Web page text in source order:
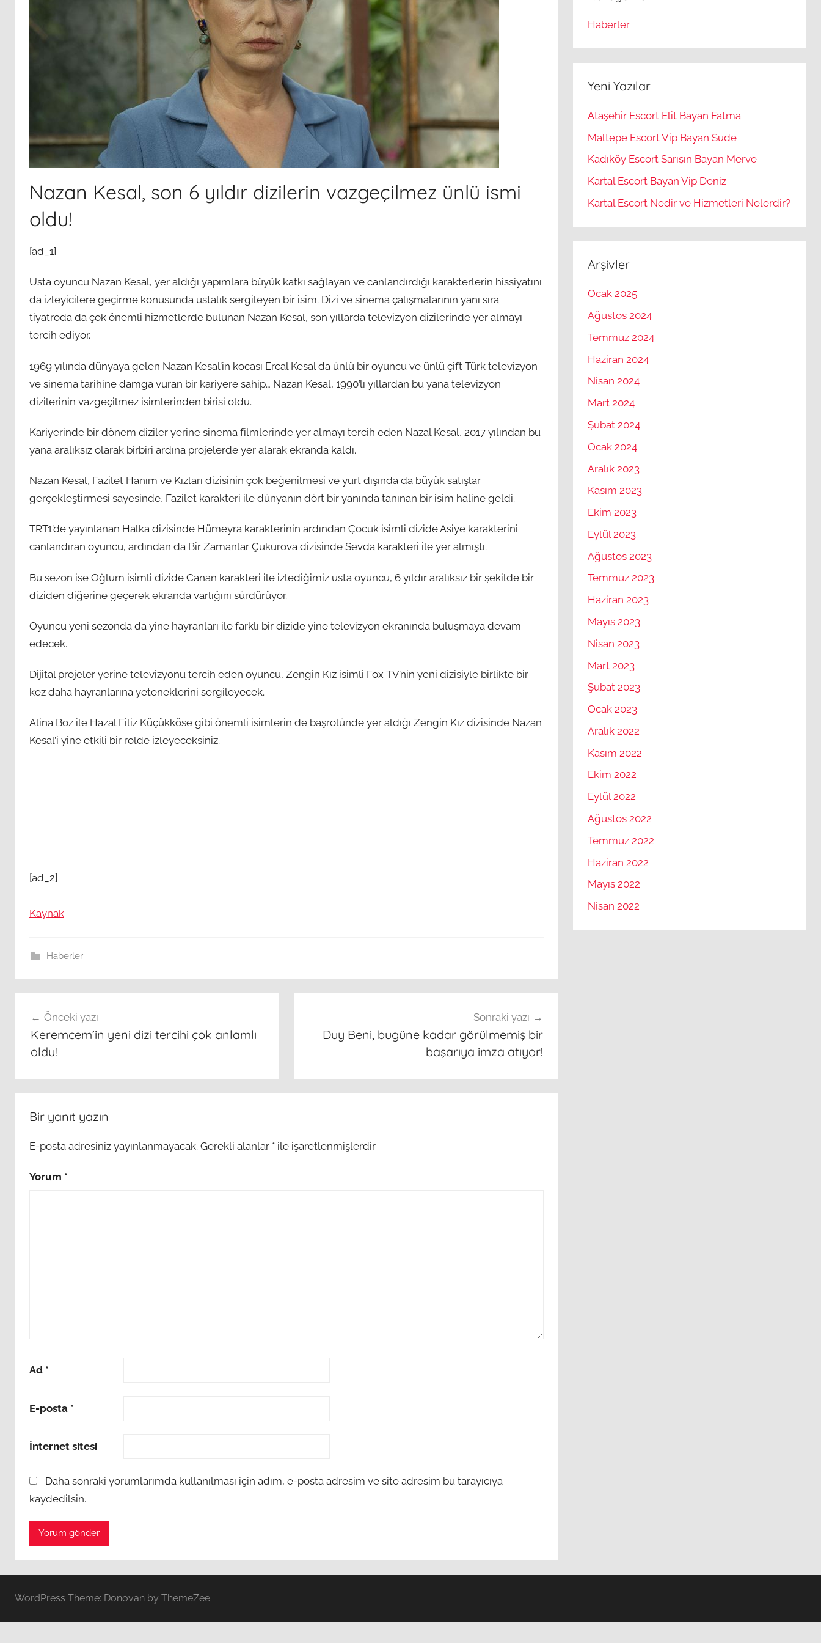
Nazan Kesal, son 6 yıldır dizilerin vazgeçilmez ünlü ismi
oldu!
[ad_1]
Usta oyuncu Nazan Kesal, yer aldığı yapımlara büyük katkı sağlayan ve canlandırdığı karakterlerin hissiyatını
da izleyicilere geçirme konusunda ustalık sergileyen bir isim. Dizi ve sinema çalışmalarının yanı sıra
tiyatroda da çok önemli hizmetlerde bulunan Nazan Kesal, son yıllarda televizyon dizilerinde yer almayı
tercih ediyor.
1969 yılında dünyaya gelen Nazan Kesal’in kocası Ercal Kesal da ünlü bir oyuncu ve ünlü çift Türk televizyon
ve sinema tarihine damga vuran bir kariyere sahip… Nazan Kesal, 1990’lı yıllardan bu yana televizyon
dizilerinin vazgeçilmez isimlerinden birisi oldu.
Kariyerinde bir dönem diziler yerine sinema filmlerinde yer almayı tercih eden Nazal Kesal, 2017 yılından bu
yana aralıksız olarak birbiri ardına projelerde yer alarak ekranda kaldı.
Nazan Kesal, Fazilet Hanım ve Kızları dizisinin çok beğenilmesi ve yurt dışında da büyük satışlar
gerçekleştirmesi sayesinde, Fazilet karakteri ile dünyanın dört bir yanında tanınan bir isim haline geldi.
TRT1’de yayınlanan Halka dizisinde Hümeyra karakterinin ardından Çocuk isimli dizide Asiye karakterini
canlandıran oyuncu, ardından da Bir Zamanlar Çukurova dizisinde Sevda karakteri ile yer almıştı.
Bu sezon ise Oğlum isimli dizide Canan karakteri ile izlediğimiz usta oyuncu, 6 yıldır aralıksız bir şekilde bir
diziden diğerine geçerek ekranda varlığını sürdürüyor.
Oyuncu yeni sezonda da yine hayranları ile farklı bir dizide yine televizyon ekranında buluşmaya devam
edecek.
Dijital projeler yerine televizyonu tercih eden oyuncu, Zengin Kız isimli Fox TV’nin yeni dizisiyle birlikte bir
kez daha hayranlarına yeteneklerini sergileyecek.
Alina Boz ile Hazal Filiz Küçükköse gibi önemli isimlerin de başrolünde yer aldığı Zengin Kız dizisinde Nazan
Kesal’i yine etkili bir rolde izleyeceksiniz.
[ad_2]
Kaynak
Haberler
gezinmesi
Önceki yazı
Keremcem’in yeni dizi tercihi çok anlamlı
oldu!
Sonraki yazı
Duy Beni, bugüne kadar görülmemiş bir
başarıya imza atıyor!
Bir yanıt yazın
E-posta adresiniz yayınlanmayacak. Gerekli alanlar * ile işaretlenmişlerdir
Yorum *
Ad *
E-posta *
İnternet sitesi
Daha sonraki yorumlarımda kullanılması için adım, e-posta adresim ve site adresim bu tarayıcıya
kaydedilsin.
Haberler
Yeni Yazılar
Ataşehir Escort Elit Bayan Fatma
Maltepe Escort Vip Bayan Sude
Kadıköy Escort Sarışın Bayan Merve
Kartal Escort Bayan Vip Deniz
Kartal Escort Nedir ve Hizmetleri Nelerdir?
Arşivler
Ocak 2025
Ağustos 2024
Temmuz 2024
Haziran 2024
Nisan 2024
Mart 2024
Şubat 2024
Ocak 2024
Aralık 2023
Kasım 2023
Ekim 2023
Eylül 2023
Ağustos 2023
Temmuz 2023
Haziran 2023
Mayıs 2023
Nisan 2023
Mart 2023
Şubat 2023
Ocak 2023
Aralık 2022
Kasım 2022
Ekim 2022
Eylül 2022
Ağustos 2022
Temmuz 2022
Haziran 2022
Mayıs 2022
Nisan 2022
WordPress Theme: Donovan by ThemeZee.